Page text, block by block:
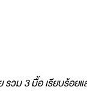
รวม 3 มื้อ เรียบร้อย